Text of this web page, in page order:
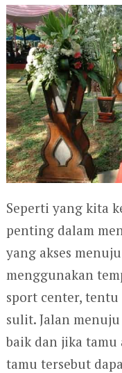
Seperti yang kita
penting dalam
yang akses
menggunakan
sport center,
sulit. Jalan
baik dan jika tamu
tamu tersebut